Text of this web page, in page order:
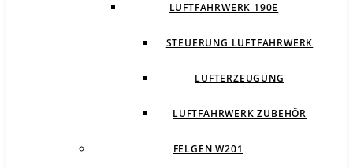
LUFTFAHRWERK 190E
STEUERUNG LUFTFAHRWERK
LUFTERZEUGUNG
LUFTFAHRWERK ZUBEHÖR
FELGEN W201